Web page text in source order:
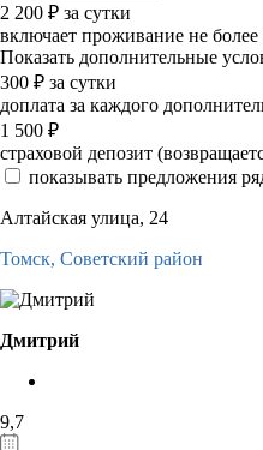
2 200 ₽ за сутки
включает проживание не более
Показать дополнительные
300 ₽ за сутки
доплата за каждого
1 500 ₽
страховой депозит
показывать предложения
Алтайская улица, 24
Томск, Советский район
Дмитрий
9,7